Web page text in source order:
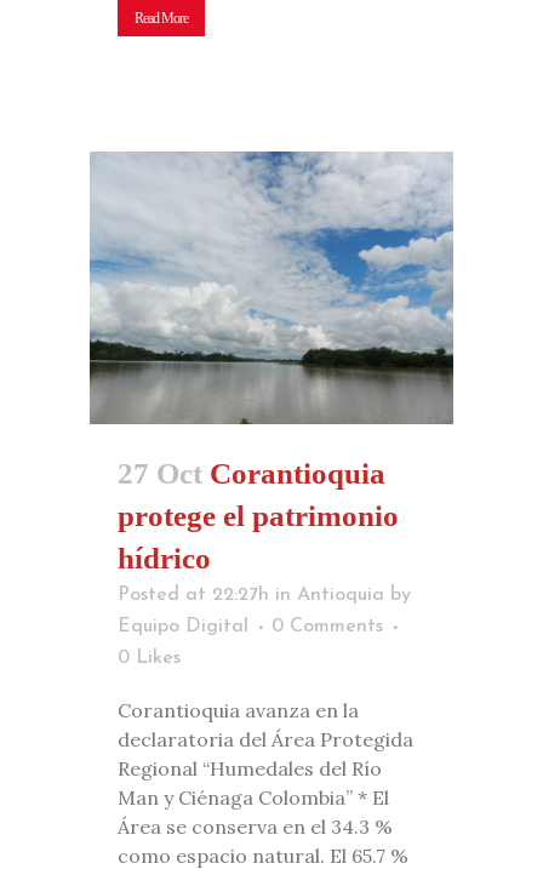
Read More
27 Oct Corantioquia
protege el patrimonio
hídrico
Posted at 22:27h in Antioquia by
Equipo Digital
0 Comments
0 Likes
Corantioquia avanza en la
declaratoria del Área Protegida
Regional “Humedales del Río
Man y Ciénaga Colombia” * El
Área se conserva en el 34.3 %
como espacio natural. El 65.7 %